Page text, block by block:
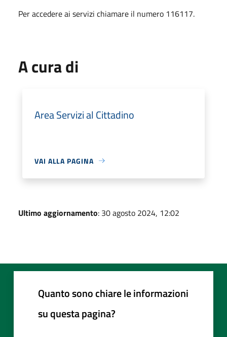
Per accedere ai servizi chiamare il numero 116117.
A cura di
Area Servizi al Cittadino
VAI ALLA PAGINA
Ultimo aggiornamento: 30 agosto 2024, 12:02
Quanto sono chiare le informazioni
su questa pagina?